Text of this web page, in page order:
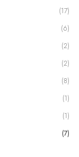
(17)
(6)
(2)
(2)
(8)
(1)
(1)
(7)